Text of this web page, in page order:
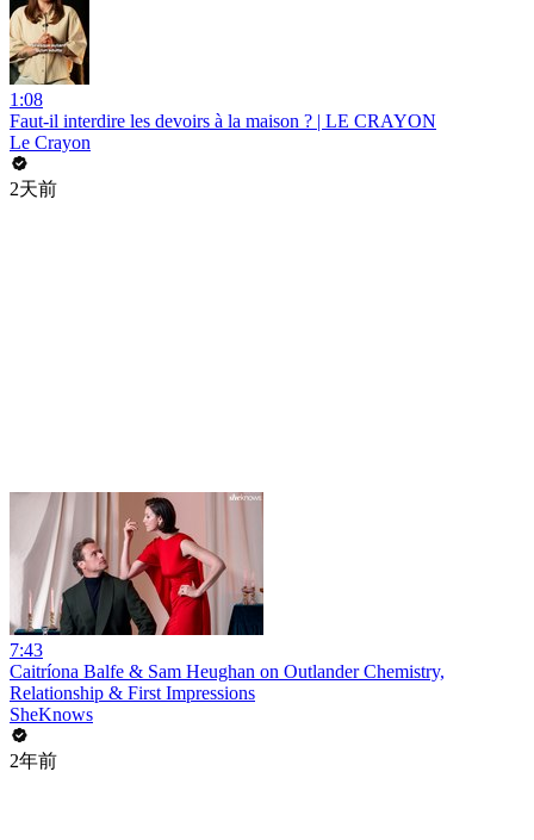
1:08
Faut-il interdire les devoirs à la maison ? | LE CRAYON
Le Crayon
2天前
7:43
Caitríona Balfe & Sam Heughan on Outlander Chemistry,
Relationship & First Impressions
SheKnows
2年前